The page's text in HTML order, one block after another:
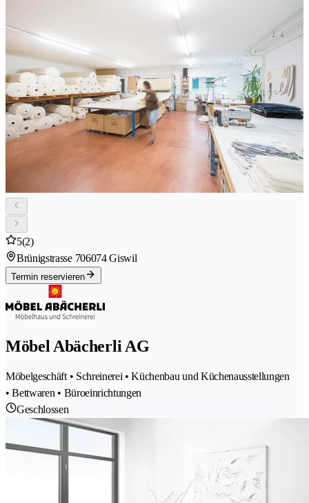
5(2)
Brünigstrasse 706074 Giswil
Termin reservieren
Möbel Abächerli AG
Möbelgeschäft • Schreinerei • Küchenbau und Küchenausstellungen
• Bettwaren • Büroeinrichtungen
Geschlossen